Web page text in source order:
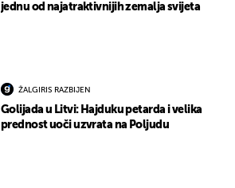
jednu od najatraktivnijih zemalja svijeta
ŽALGIRIS RAZBIJEN
Golijada u Litvi: Hajduku petarda i velika
prednost uoči uzvrata na Poljudu